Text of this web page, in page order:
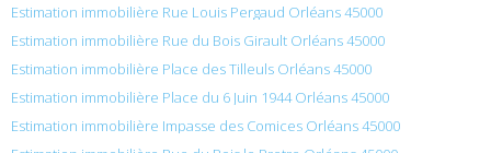
Estimation immobilière Rue Louis Pergaud Orléans 45000
Estimation immobilière Rue du Bois Girault Orléans 45000
Estimation immobilière Place des Tilleuls Orléans 45000
Estimation immobilière Place du 6 Juin 1944 Orléans 45000
Estimation immobilière Impasse des Comices Orléans 45000